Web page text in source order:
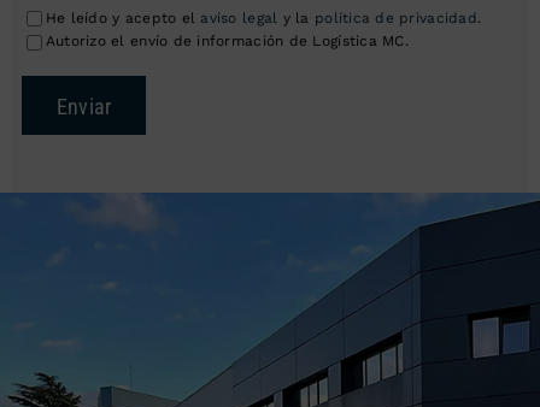
He leído y acepto el aviso legal y la política de privacidad.
Autorizo el envío de información de Logística MC.
Enviar